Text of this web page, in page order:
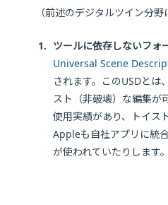
（前述のデジタルツイン分
1. ツールに依存しないフォ
Universal Scene
されます。このUSDとは
スト（非破壊）な編集が
使用実績があり、トイス
Appleも自社アプリに統
が使われていたりします。